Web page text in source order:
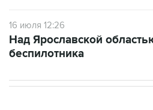
16 июля 12:26
Над Ярославской
беспилотника